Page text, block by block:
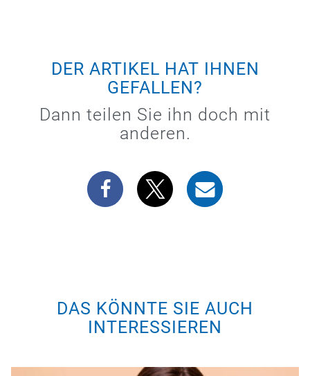
DER ARTIKEL HAT IHNEN
GEFALLEN?
Dann teilen Sie ihn doch mit
anderen.
DAS KÖNNTE SIE AUCH
INTERESSIEREN